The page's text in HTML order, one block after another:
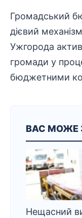
Громадський
дієвий
Ужгорода
громади у
бюджетними
ВАС МОЖЕ
Нещасний